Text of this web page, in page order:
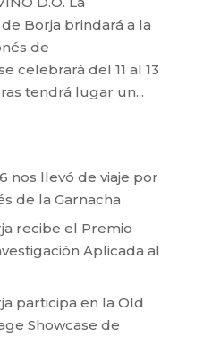
Borja brindará a la
de
celebrará del 11 al 13
tendrá lugar un...
nos llevó de viaje por
de la Garnacha
recibe el Premio
Aplicada al
participa en la Old
Showcase de